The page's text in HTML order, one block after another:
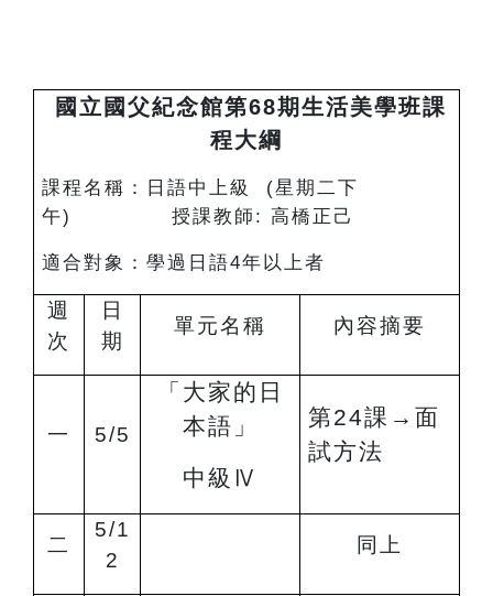
國立國父紀念館第68期生活美學班課
程大綱
課程名稱：日語中上級 (星期二下
午) 授課教師: 高橋正己
適合對象：學過日語4年以上者
週
次
日
期
單元名稱 內容摘要
一 5/5
「大家的日
本語」
中級 Ⅳ
第24課 → 面
試方法
二
5/1
2
同上